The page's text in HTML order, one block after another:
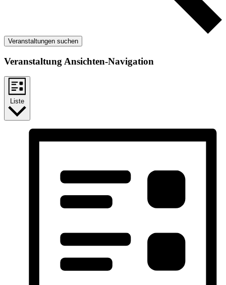
Veranstaltungen suchen
Veranstaltung Ansichten-Navigation
Liste